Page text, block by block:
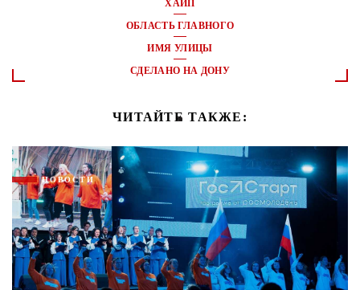
ХАЙП
ОБЛАСТЬ ГЛАВНОГО
ИМЯ УЛИЦЫ
СДЕЛАНО НА ДОНУ
ЧИТАЙТЕ ТАКЖЕ:
НОВОСТИ